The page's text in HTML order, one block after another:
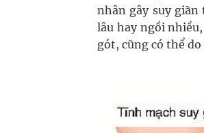
nhân gây suy
lâu hay ngồi
gót, cũng có thể